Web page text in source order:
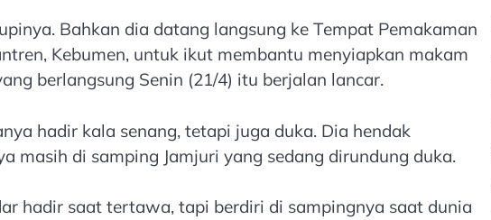
Bahkan dia datang langsung ke Tempat Pemakaman
Kebumen, untuk ikut membantu menyiapkan makam
berlangsung Senin (21/4) itu berjalan lancar.
hadir kala senang, tetapi juga duka. Dia hendak
masih di samping Jamjuri yang sedang dirundung duka.
hadir saat tertawa, tapi berdiri di sampingnya saat dunia